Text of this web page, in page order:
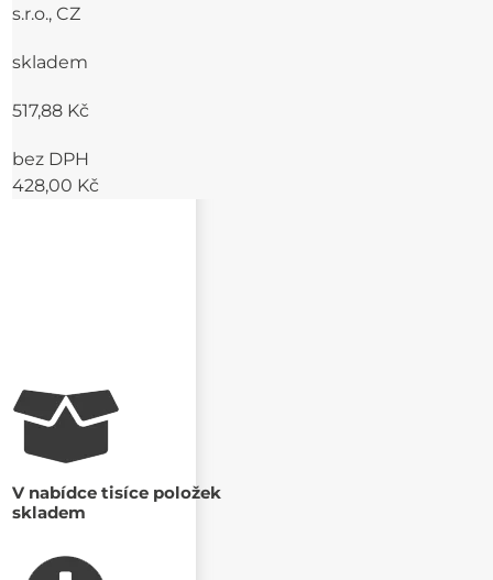
s.r.o., CZ
skladem
517,88 Kč
bez DPH
428,00 Kč
V nabídce tisíce položek
skladem